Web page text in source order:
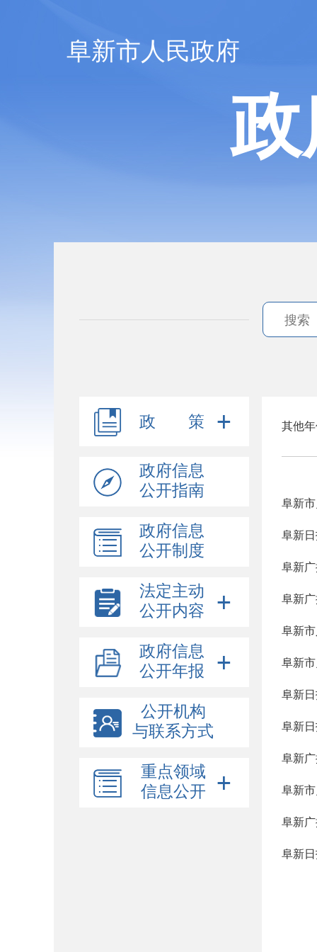
阜新市人民政府
政 策
政府信息
公开指南
政府信息
公开制度
法定主动
公开内容
政府信息
公开年报
公开机构
与联系方式
重点领域
信息公开
其他
阜新
阜新
阜新
阜新
阜新
阜新
阜新
阜新
阜新
阜新
阜新
阜新